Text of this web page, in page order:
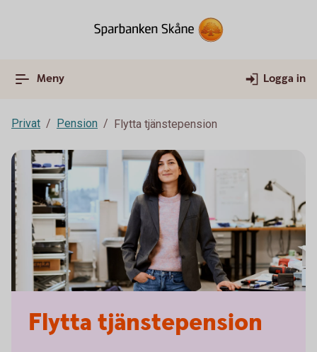
Meny Logga in
Privat Pension Flytta tjänstepension
Flytta tjänstepension